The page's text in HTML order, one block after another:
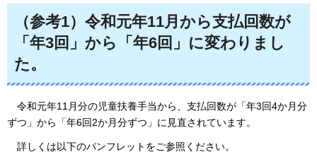
（参考1）令和元年11月から支払回数が
「年3回」から「年6回」に変わりまし
た。
令和元年11月分の児童扶養手当から、支払回数が「年3回4か月分
ずつ」から「年6回2か月分ずつ」に見直されています。
詳しくは以下のパンフレットをご参照ください。